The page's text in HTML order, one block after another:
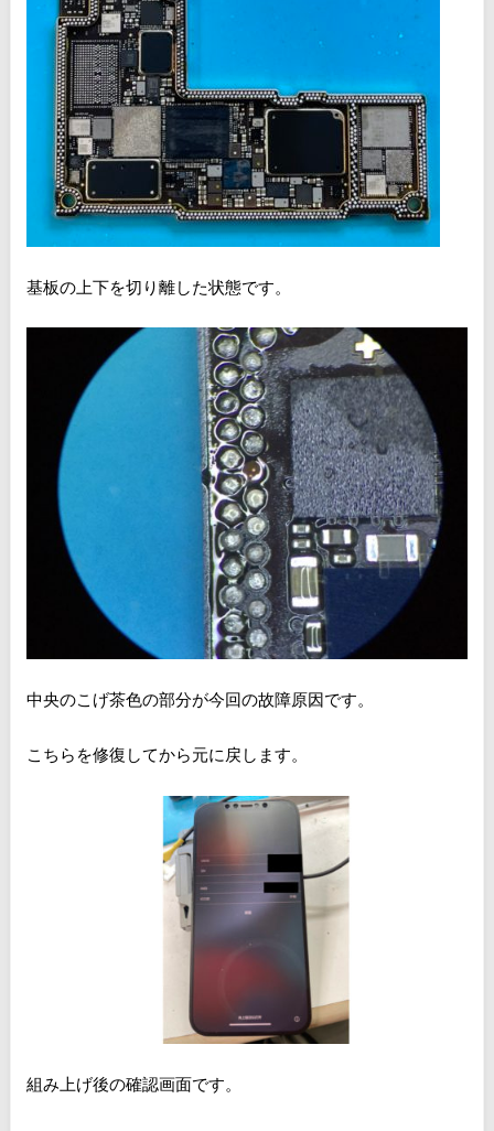
基板の上下を切り離した状態です。
中央のこげ茶色の部分が今回の故障原因です。
こちらを修復してから元に戻します。
組み上げ後の確認画面です。